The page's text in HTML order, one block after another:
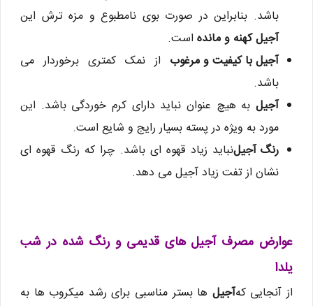
باشد. بنابراین در صورت بوی نامطبوع و مزه ترش این
آجیل کهنه و مانده است.
آجیل با کیفیت و مرغوب از نمک کمتری برخوردار می
باشد.
آجیل به هیچ عنوان نباید دارای کرم خوردگی باشد. این
مورد به ویژه در پسته بسیار رایج و شایع است.
رنگ آجیلنباید زیاد قهوه ای باشد. چرا که رنگ قهوه ای
نشان از تفت زیاد آجیل می دهد.
عوارض مصرف آجیل های قدیمی و رنگ شده در شب
یلدا
از آنجایی کهآجیل ها بستر مناسبی برای رشد میکروب ها به